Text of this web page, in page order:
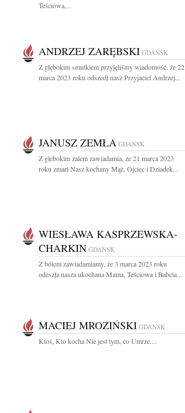
Teściowa,...
ANDRZEJ ZARĘBSKI GDAŃSK
Z głębokim smutkiem przyjęliśmy wiadomość, że 22
marca 2023 roku odszedł nasz Przyjaciel Andrzej...
JANUSZ ZEMŁA GDAŃSK
Z głebokim żalem zawiadamia, że 21 marca 2023
roku zmarł Nasz kochany Mąż, Ojciec i Dziadek...
WIESŁAWA KASPRZEWSKA-
CHARKIN GDAŃSK
Z bólem zawiadamiamy, że 3 marca 2023 roku
odeszła nasza ukochana Mama, Teściowa i Babcia...
MACIEJ MROZIŃSKI GDAŃSK
Ktoś, Kto kocha Nie jest tym, co Umrze....